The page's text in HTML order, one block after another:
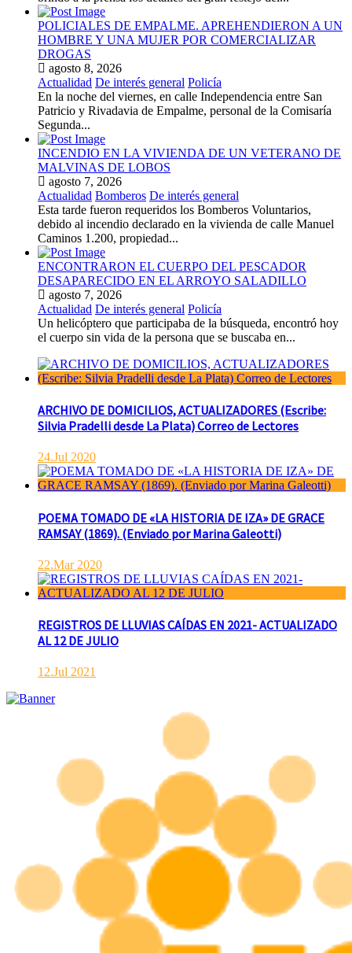
POLICIALES DE EMPALME. APREHENDIERON A UN
HOMBRE Y UNA MUJER POR COMERCIALIZAR
DROGAS
agosto 8, 2026
Actualidad De interés general Policía
En la noche del viernes, en calle Independencia entre San
Patricio y Rivadavia de Empalme, personal de la Comisaría
Segunda...
INCENDIO EN LA VIVIENDA DE UN VETERANO DE
MALVINAS DE LOBOS
agosto 7, 2026
Actualidad Bomberos De interés general
Esta tarde fueron requeridos los Bomberos Voluntarios,
debido al incendio declarado en la vivienda de calle Manuel
Caminos 1.200, propiedad...
ENCONTRARON EL CUERPO DEL PESCADOR
DESAPARECIDO EN EL ARROYO SALADILLO
agosto 7, 2026
Actualidad De interés general Policía
Un helicóptero que participaba de la búsqueda, encontró hoy
el cuerpo sin vida de la persona que se buscaba en...
ARCHIVO DE DOMICILIOS, ACTUALIZADORES (Escribe:
Silvia Pradelli desde La Plata) Correo de Lectores
24.Jul 2020
POEMA TOMADO DE «LA HISTORIA DE IZA» DE GRACE
RAMSAY (1869). (Enviado por Marina Galeotti)
22.Mar 2020
REGISTROS DE LLUVIAS CAÍDAS EN 2021- ACTUALIZADO
AL 12 DE JULIO
12.Jul 2021